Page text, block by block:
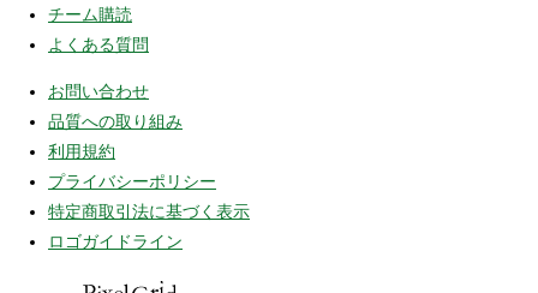
チーム購読
よくある質問
お問い合わせ
品質への取り組み
利用規約
プライバシーポリシー
特定商取引法に基づく表示
ロゴガイドライン